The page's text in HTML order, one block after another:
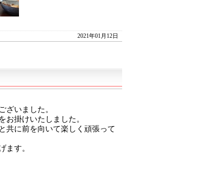
2021年01月12日
ざいました。
お掛けいたしました。
共に前を向いて楽しく頑張って
ます。